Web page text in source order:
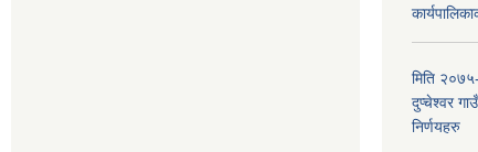
मिति
दुप्चेश्वर
निर्णयहरु